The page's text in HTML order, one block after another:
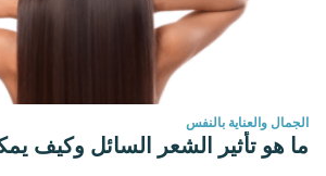
الجمال والعناية بالنفس
ما هو تأثير الشعر السائل وكيف